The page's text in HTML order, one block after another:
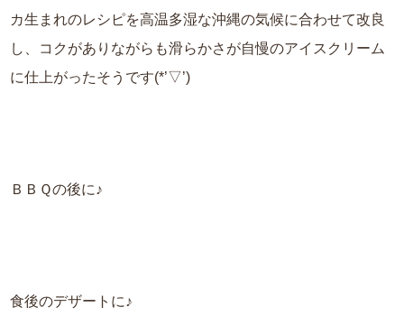
カ生まれのレシピを高温多湿な沖縄の気候に合わせて改良
し、コクがありながらも滑らかさが自慢のアイスクリーム
に仕上がったそうです(*’▽’)
ＢＢＱの後に♪
食後のデザートに♪